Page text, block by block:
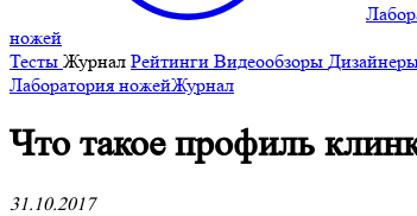
ножей
Тесты Журнал Рейтинги Видеообзоры
Лаборатория ножейЖурнал
​Что такое профиль
31.10.2017